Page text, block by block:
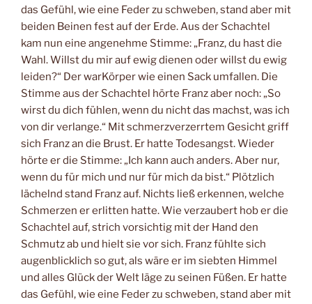
das Gefühl, wie eine Feder zu schweben, stand aber mit
beiden Beinen fest auf der Erde. Aus der Schachtel
kam nun eine angenehme Stimme: „Franz, du hast die
Wahl. Willst du mir auf ewig dienen oder willst du ewig
leiden?“ Der warKörper wie einen Sack umfallen. Die
Stimme aus der Schachtel hörte Franz aber noch: „So
wirst du dich fühlen, wenn du nicht das machst, was ich
von dir verlange.“ Mit schmerzverzerrtem Gesicht griff
sich Franz an die Brust. Er hatte Todesangst. Wieder
hörte er die Stimme: „Ich kann auch anders. Aber nur,
wenn du für mich und nur für mich da bist.“ Plötzlich
lächelnd stand Franz auf. Nichts ließ erkennen, welche
Schmerzen er erlitten hatte. Wie verzaubert hob er die
Schachtel auf, strich vorsichtig mit der Hand den
Schmutz ab und hielt sie vor sich. Franz fühlte sich
augenblicklich so gut, als wäre er im siebten Himmel
und alles Glück der Welt läge zu seinen Füßen. Er hatte
das Gefühl, wie eine Feder zu schweben, stand aber mit